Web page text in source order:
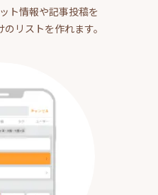
ト情報や記事投稿を
リストを作れます。